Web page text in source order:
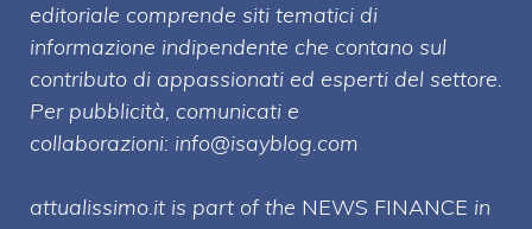
editoriale comprende siti tematici di
informazione indipendente che contano sul
contributo di appassionati ed esperti del settore.
Per pubblicità, comunicati e
collaborazioni: info@isayblog.com
attualissimo.it is part of the NEWS FINANCE in